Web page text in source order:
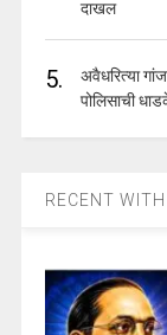
दाखल
5.
अवैधरित्या
पोलिसाची
RECENT